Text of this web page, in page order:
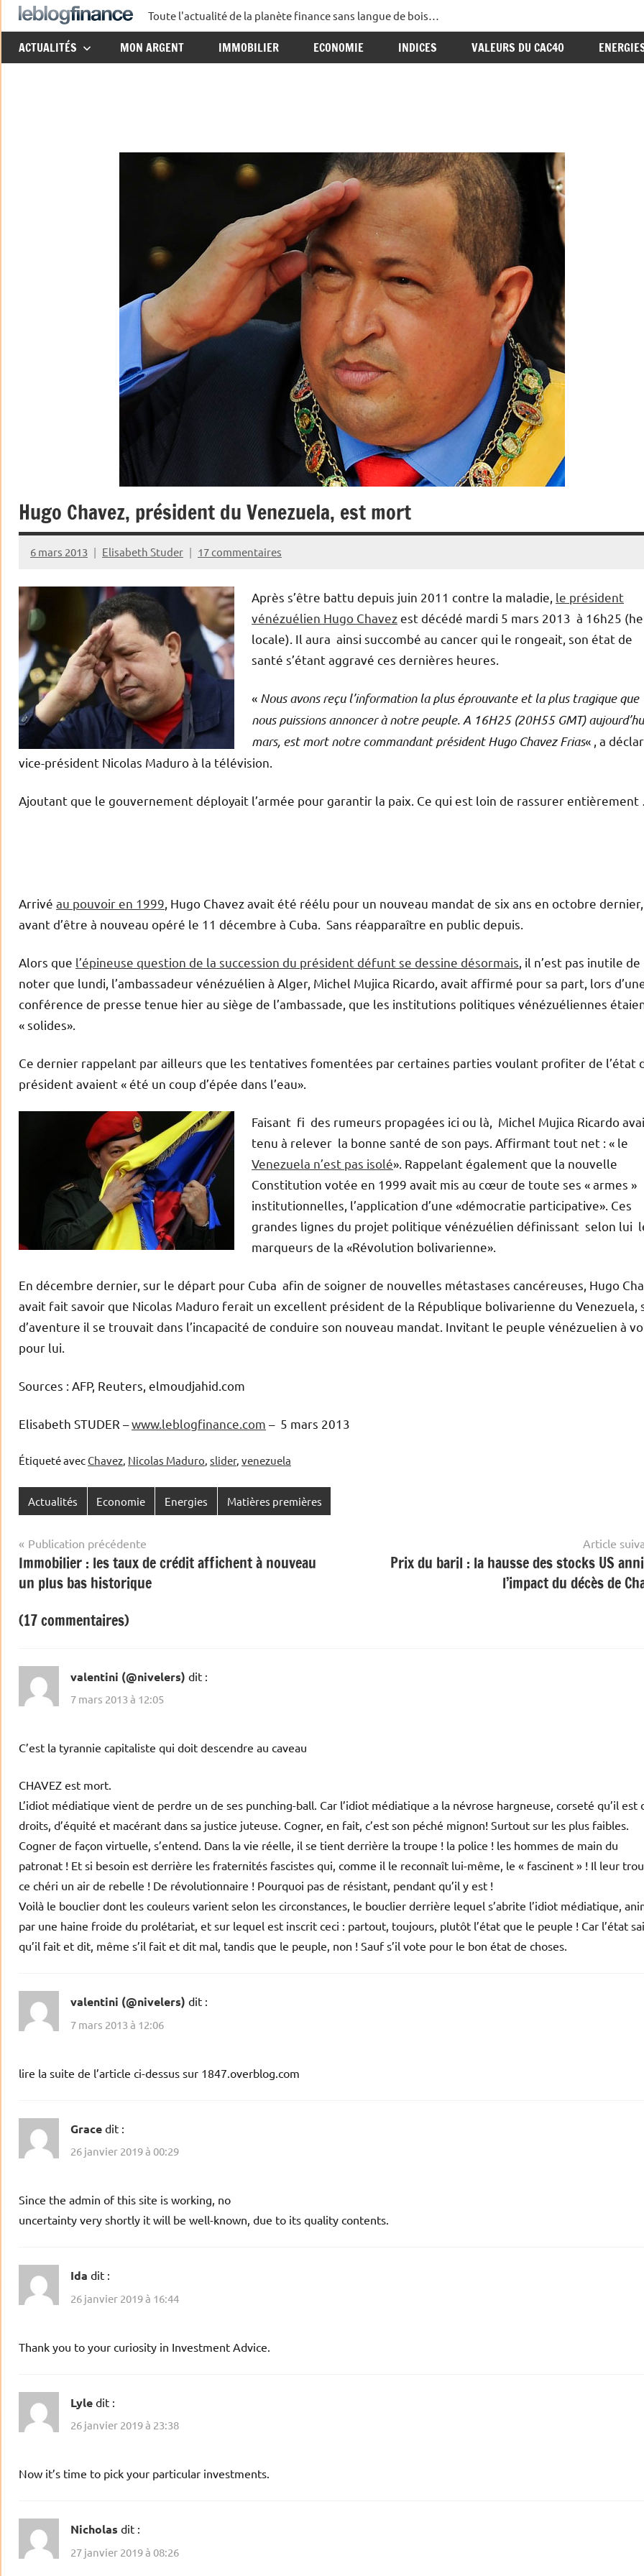
Aller
au
contenu
Le
Blog
Toute l'actualité de la planète finance sans langue de bois…
ACTUALITÉS MON ARGENT IMMOBILIER ECONOMIE INDICES VALEURS DU CAC40
Hugo Chavez, président du Venezuela, est mort
6 mars 2013 Elisabeth Studer 17 commentaires
Après s’être battu depuis juin 2011 contre la maladie, le président
vénézuélien Hugo Chavezest décédé mardi 5 mars 2013 à 16h25
locale). Il aura ainsi succombé au cancer qui le rongeait, son état de
santé s’étant aggravé ces dernières heures.
« Nous avons reçu l’information la plus éprouvante et la plus tragique que
nous puissions annoncer à notre peuple. A 16H25 (20H55 GMT)
mars, est mort notre commandant président Hugo Chavez Frias« , a
vice-président Nicolas Maduro à la télévision.
Ajoutant que le gouvernement déployait l’armée pour garantir la paix. Ce qui est loin de rassurer entièrement
Arrivé au pouvoir en 1999 , Hugo Chavez avait été réélu pour un nouveau mandat de six ans en octobre dernier,
avant d’être à nouveau opéré le 11 décembre à Cuba. Sans réapparaître en public depuis.
Alors que l’épineuse question de la succession du président défunt se dessine désormais , il n’est pas inutile de
noter que lundi, l’ambassadeur vénézuélien à Alger, Michel Mujica Ricardo, avait affirmé pour sa part, lors
conférence de presse tenue hier au siège de l’ambassade, que les institutions politiques vénézuéliennes
« solides».
Ce dernier rappelant par ailleurs que les tentatives fomentées par certaines parties voulant profiter de l’état
président avaient « été un coup d’épée dans l’eau».
Faisant fi des rumeurs propagées ici ou là, Michel Mujica Ricardo
tenu à relever la bonne santé de son pays. Affirmant tout net : « le
Venezuela n’est pas isolé». Rappelant également que la nouvelle
Constitution votée en 1999 avait mis au cœur de toute ses « armes »
institutionnelles, l’application d’une «démocratie participative». Ces
grandes lignes du projet politique vénézuélien définissant selon lui
marqueurs de la «Révolution bolivarienne».
En décembre dernier, sur le départ pour Cuba afin de soigner de nouvelles métastases cancéreuses, Hugo
avait fait savoir que Nicolas Maduro ferait un excellent président de la République bolivarienne du Venezuela,
d’aventure il se trouvait dans l’incapacité de conduire son nouveau mandat. Invitant le peuple vénézuelien à
pour lui.
Sources : AFP, Reuters, elmoudjahid.com
Elisabeth STUDER –www.leblogfinance.com – 5 mars 2013
Étiqueté avec Chavez, Nicolas Maduro, slider, venezuela
Actualités Economie Energies Matières premières
Navigation
de
l’article
Publication précédente
Immobilier : les taux de crédit affichent à nouveau
un plus bas historique
Article
Prix du baril : la hausse des stocks US
l’impact du décès de
(17 commentaires)
valentini (@nivelers) dit :
7 mars 2013 à 12:05
C’est la tyrannie capitaliste qui doit descendre au caveau
CHAVEZ est mort.
L’idiot médiatique vient de perdre un de ses punching-ball. Car l’idiot médiatique a la névrose hargneuse, corseté qu’il est
droits, d’équité et macérant dans sa justice juteuse. Cogner, en fait, c’est son péché mignon! Surtout sur les plus faibles.
Cogner de façon virtuelle, s’entend. Dans la vie réelle, il se tient derrière la troupe ! la police ! les hommes de main du
patronat ! Et si besoin est derrière les fraternités fascistes qui, comme il le reconnaît lui-même, le « fascinent » ! Il leur
ce chéri un air de rebelle ! De révolutionnaire ! Pourquoi pas de résistant, pendant qu’il y est !
Voilà le bouclier dont les couleurs varient selon les circonstances, le bouclier derrière lequel s’abrite l’idiot médiatique,
par une haine froide du prolétariat, et sur lequel est inscrit ceci : partout, toujours, plutôt l’état que le peuple ! Car l’état
qu’il fait et dit, même s’il fait et dit mal, tandis que le peuple, non ! Sauf s’il vote pour le bon état de choses.
valentini (@nivelers) dit :
7 mars 2013 à 12:06
lire la suite de l’article ci-dessus sur 1847.overblog.com
Grace dit :
26 janvier 2019 à 00:29
Since the admin of this site is working, no
uncertainty very shortly it will be well-known, due to its quality contents.
Ida dit :
26 janvier 2019 à 16:44
Thank you to your curiosity in Investment Advice.
Lyle dit :
26 janvier 2019 à 23:38
Now it’s time to pick your particular investments.
Nicholas dit :
27 janvier 2019 à 08:26